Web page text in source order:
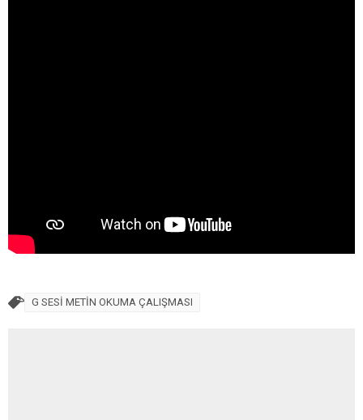
G SESİ METİN OKUMA ÇALIŞMASI